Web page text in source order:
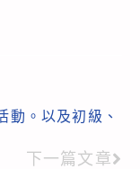
動。以及初級、
下一篇文章